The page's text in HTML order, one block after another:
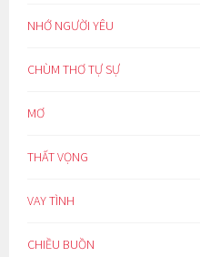
NHỚ NGƯỜI YÊU
CHÙM THƠ TỰ SỰ
MƠ
THẤT VỌNG
VAY TÌNH
CHIỀU BUỒN